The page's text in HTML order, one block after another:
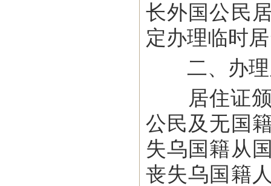
长外国公民
定办理临时
二、办理
居住证颁
公民及无国
失乌国籍从
丧失乌国籍